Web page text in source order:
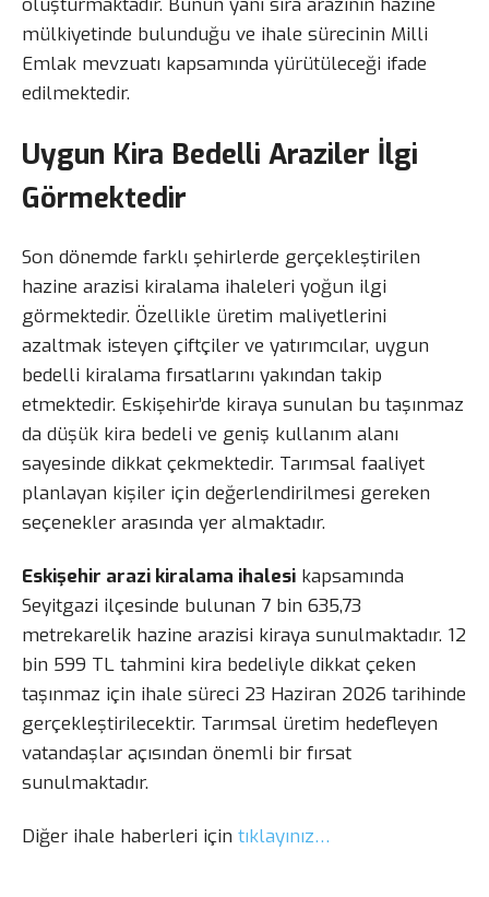
mülkiyetinde bulunduğu ve ihale sürecinin Milli
Emlak mevzuatı kapsamında yürütüleceği ifade
edilmektedir.
Uygun Kira Bedelli Araziler İlgi
Görmektedir
Son dönemde farklı şehirlerde gerçekleştirilen
hazine arazisi kiralama ihaleleri yoğun ilgi
görmektedir. Özellikle üretim maliyetlerini
azaltmak isteyen çiftçiler ve yatırımcılar, uygun
bedelli kiralama fırsatlarını yakından takip
etmektedir. Eskişehir’de kiraya sunulan bu taşınmaz
da düşük kira bedeli ve geniş kullanım alanı
sayesinde dikkat çekmektedir. Tarımsal faaliyet
planlayan kişiler için değerlendirilmesi gereken
seçenekler arasında yer almaktadır.
Eskişehir arazi kiralama ihalesi kapsamında
Seyitgazi ilçesinde bulunan 7 bin 635,73
metrekarelik hazine arazisi kiraya sunulmaktadır. 12
bin 599 TL tahmini kira bedeliyle dikkat çeken
taşınmaz için ihale süreci 23 Haziran 2026 tarihinde
gerçekleştirilecektir. Tarımsal üretim hedefleyen
vatandaşlar açısından önemli bir fırsat
sunulmaktadır.
Diğer ihale haberleri için tıklayınız…